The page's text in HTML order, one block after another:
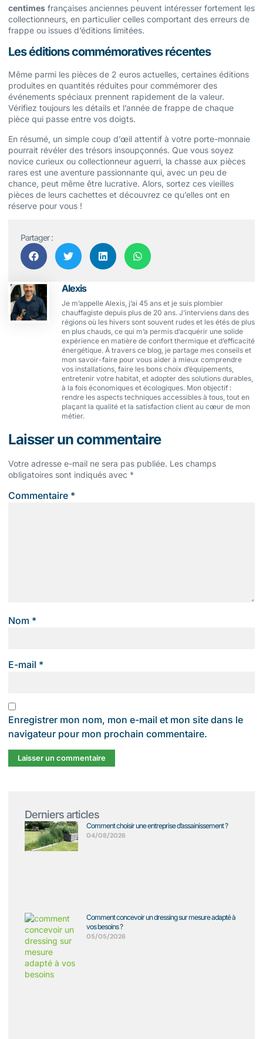
centimes françaises anciennes peuvent intéresser fortement les
collectionneurs, en particulier celles comportant des erreurs de
frappe ou issues d’éditions limitées.
Les éditions commémoratives récentes
Même parmi les pièces de 2 euros actuelles, certaines éditions
produites en quantités réduites pour commémorer des
événements spéciaux prennent rapidement de la valeur.
Vérifiez toujours les détails et l’année de frappe de chaque
pièce qui passe entre vos doigts.
En résumé, un simple coup d’œil attentif à votre porte-monnaie
pourrait révéler des trésors insoupçonnés. Que vous soyez
novice curieux ou collectionneur aguerri, la chasse aux pièces
rares est une aventure passionnante qui, avec un peu de
chance, peut même être lucrative. Alors, sortez ces vieilles
pièces de leurs cachettes et découvrez ce qu’elles ont en
réserve pour vous !
Partager :
Alexis
Je m’appelle Alexis, j’ai 45 ans et je suis plombier
chauffagiste depuis plus de 20 ans. J’interviens dans des
régions où les hivers sont souvent rudes et les étés de plus
en plus chauds, ce qui m’a permis d’acquérir une solide
expérience en matière de confort thermique et d’efficacité
énergétique. À travers ce blog, je partage mes conseils et
mon savoir-faire pour vous aider à mieux comprendre
vos installations, faire les bons choix d’équipements,
entretenir votre habitat, et adopter des solutions durables,
à la fois économiques et écologiques. Mon objectif :
rendre les aspects techniques accessibles à tous, tout en
plaçant la qualité et la satisfaction client au cœur de mon
métier.
Laisser un commentaire
Votre adresse e-mail ne sera pas publiée. Les champs
obligatoires sont indiqués avec *
Commentaire *
Nom *
E-mail *
Enregistrer mon nom, mon e-mail et mon site dans le
navigateur pour mon prochain commentaire.
Derniers articles
Comment choisir une entreprise d’assainissement ?
04/08/2026
Comment concevoir un dressing sur mesure adapté à
vos besoins ?
05/05/2026